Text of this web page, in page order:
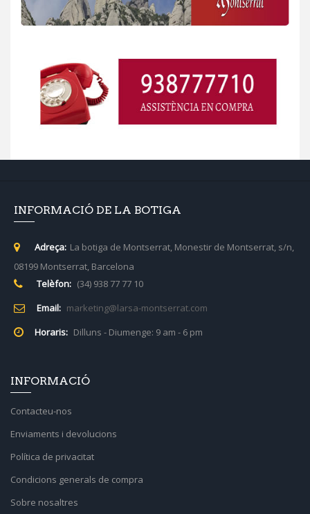
INFORMACIÓ DE LA BOTIGA
Adreça: La botiga de Montserrat, Monestir de Montserrat, s/n,
08199 Montserrat, Barcelona
Telèfon: (34) 938 77 77 10
Email: marketing@larsa-montserrat.com
Horaris: Dilluns - Diumenge: 9 am - 6 pm
INFORMACIÓ
Contacteu-nos
Enviaments i devolucions
Política de privacitat
Condicions generals de compra
Sobre nosaltres